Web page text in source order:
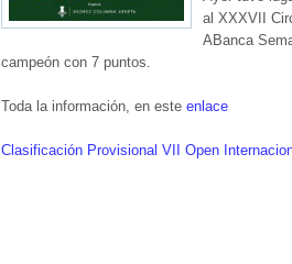
al XXXVII
ABanca
campeón con 7 puntos.
Toda la información, en este enlace
Clasificación Provisional VII Open